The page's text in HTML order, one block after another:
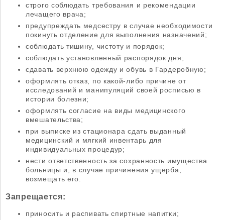
строго соблюдать требования и рекомендации
лечащего врача;
предупреждать медсестру в случае необходимости
покинуть отделение для выполнения назначений;
соблюдать тишину, чистоту и порядок;
соблюдать установленный распорядок дня;
сдавать верхнюю одежду и обувь в Гардеробную;
оформлять отказ, по какой-либо причине от
исследований и манипуляций своей росписью в
истории болезни;
оформлять согласие на виды медицинского
вмешательства;
при выписке из стационара сдать выданный
медицинский и мягкий инвентарь для
индивидуальных процедур;
нести ответственность за сохранность имущества
больницы и, в случае причинения ущерба,
возмещать его.
Запрещается:
приносить и распивать спиртные напитки;